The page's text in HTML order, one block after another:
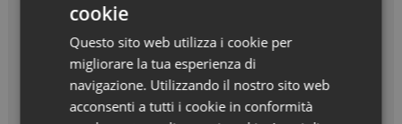
cookie
Questo sito web utilizza i cookie per
migliorare la tua esperienza di
navigazione. Utilizzando il nostro sito web
acconsenti a tutti i cookie in conformità